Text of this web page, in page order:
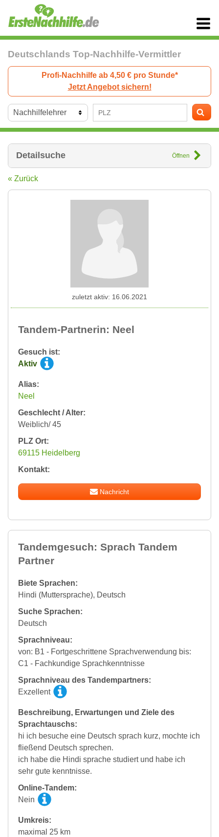
Deutschlands Top-Nachhilfe-Vermittler
Profi-Nachhilfe ab 4,50 € pro Stunde*
Jetzt Angebot sichern!
Detailsuche Öffnen
« Zurück
Tandem-Partnerin: Neel
Gesuch ist:
Aktiv
Alias:
Neel
Geschlecht / Alter:
Weiblich/ 45
PLZ Ort:
69115 Heidelberg
Kontakt:
Nachricht
zuletzt aktiv: 16.06.2021
Tandemgesuch: Sprach Tandem
Partner
Biete Sprachen:
Hindi (Muttersprache), Deutsch
Suche Sprachen:
Deutsch
Sprachniveau:
von: B1 - Fortgeschrittene Sprachverwendung bis:
C1 - Fachkundige Sprachkenntnisse
Sprachniveau des Tandempartners:
Exzellent
Beschreibung, Erwartungen und Ziele des
Sprachtauschs:
hi ich besuche eine Deutsch sprach kurz, mochte ich
fließend Deutsch sprechen.
ich habe die Hindi sprache studiert und habe ich
sehr gute kenntnisse.
Online-Tandem:
Nein
Umkreis:
maximal 25 km